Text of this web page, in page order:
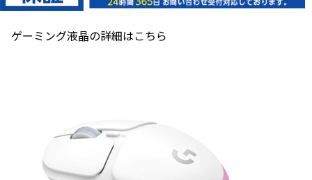
ゲーミング液晶の詳細はこちら